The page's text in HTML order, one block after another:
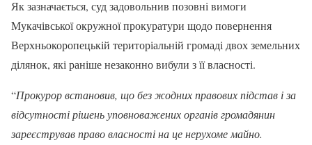
Як зазначається, суд задовольнив позовні вимоги
Мукачівської окружної прокуратури щодо повернення
Верхньокоропецькій територіальній громаді двох земельних
ділянок, які раніше незаконно вибули з її власності.
“Прокурор встановив, що без жодних правових підстав і за
відсутності рішень уповноважених органів громадянин
зареєстрував право власності на це нерухоме майно.